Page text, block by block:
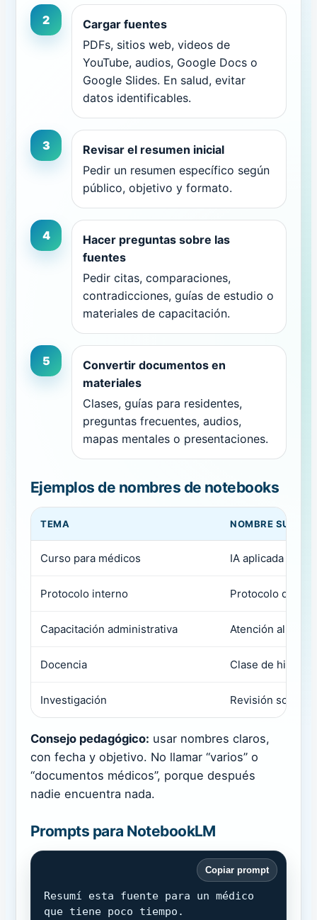
2
Cargar fuentes
PDFs, sitios web, videos de
YouTube, audios, Google Docs o
Google Slides. En salud, evitar
datos identificables.
3
Revisar el resumen inicial
Pedir un resumen específico según
público, objetivo y formato.
4
Hacer preguntas sobre las
fuentes
Pedir citas, comparaciones,
contradicciones, guías de estudio o
materiales de capacitación.
5
Convertir documentos en
materiales
Clases, guías para residentes,
preguntas frecuentes, audios,
mapas mentales o presentaciones.
Ejemplos de nombres de notebooks
TEMA NOMBRE
Curso para médicos IA aplicada a la
Protocolo interno Protocolo de
Capacitación administrativa Atención al
Docencia Clase de
Investigación Revisión sobre
Consejo pedagógico: usar nombres claros,
con fecha y objetivo. No llamar “varios” o
“documentos médicos”, porque después
nadie encuentra nada.
Prompts para NotebookLM
Copiar prompt
Resumí esta fuente para un médico
que tiene poco tiempo.